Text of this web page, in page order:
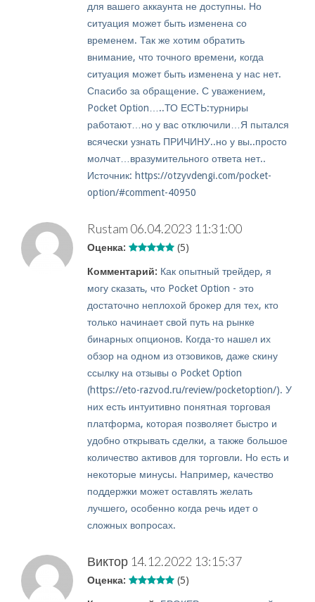
для вашего аккаунта не доступны. Но
ситуация может быть изменена со
временем. Так же хотим обратить
внимание, что точного времени, когда
ситуация может быть изменена у нас нет.
Спасибо за обращение. С уважением,
Pocket Option…..ТО ЕСТЬ:турниры
работают…но у вас отключили…Я пытался
всячески узнать ПРИЧИНУ..но у вы..просто
молчат…вразумительного ответа нет..
Источник: https://otzyvdengi.com/pocket-
option/#comment-40950
Rustam 06.04.2023 11:31:00
Оценка: (5)
Комментарий: Как опытный трейдер, я
могу сказать, что Pocket Option - это
достаточно неплохой брокер для тех, кто
только начинает свой путь на рынке
бинарных опционов. Когда-то нашел их
обзор на одном из отзовиков, даже скину
ссылку на отзывы о Pocket Option
(https://eto-razvod.ru/review/pocketoption/). У
них есть интуитивно понятная торговая
платформа, которая позволяет быстро и
удобно открывать сделки, а также большое
количество активов для торговли. Но есть и
некоторые минусы. Например, качество
поддержки может оставлять желать
лучшего, особенно когда речь идет о
сложных вопросах.
Виктор 14.12.2022 13:15:37
Оценка: (5)